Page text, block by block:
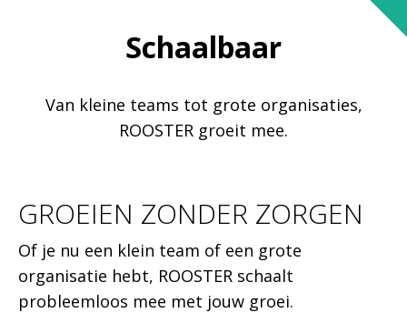
Schaalbaar
Van kleine teams tot grote organisaties,
ROOSTER groeit mee.
GROEIEN ZONDER ZORGEN
Of je nu een klein team of een grote
organisatie hebt, ROOSTER schaalt
probleemloos mee met jouw groei.